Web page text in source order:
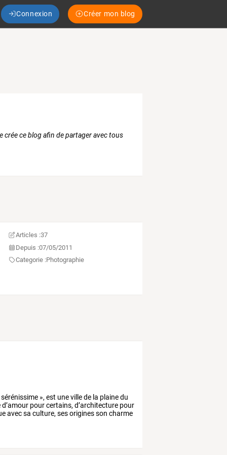
Connexion Créer mon blog
crée ce blog afin de partager avec tous
Articles :37
Depuis :07/05/2011
Categorie :Photographie
sérénissime », est unevillede la plainedu
d’amour pourcertains, d’architecture pour
avecsa culture, sesoriginesson charme